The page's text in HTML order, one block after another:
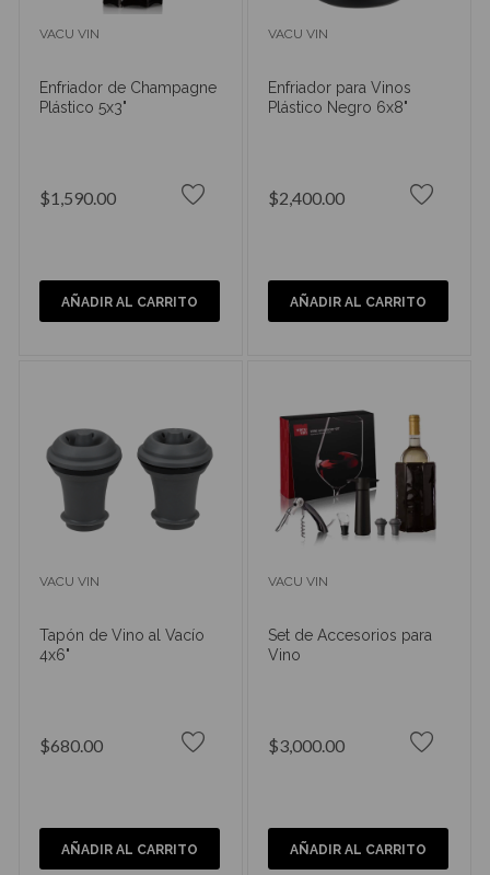
VACU VIN
Enfriador de Champagne
Plástico 5x3"
$1,590.00
AÑADIR AL CARRITO
VACU VIN
Enfriador para Vinos
Plástico Negro 6x8"
$2,400.00
AÑADIR AL CARRITO
VACU VIN
Tapón de Vino al Vacío
4x6"
$680.00
AÑADIR AL CARRITO
VACU VIN
Set de Accesorios para
Vino
$3,000.00
AÑADIR AL CARRITO